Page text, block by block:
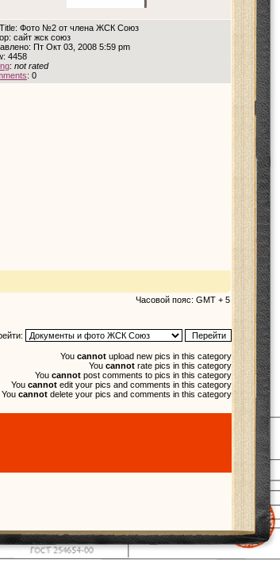
Фото №2 от члена ЖСК Союз
сайт жск союз
Пт Окт 03, 2008 5:59 pm
4458
: not rated
: 0
Часовой пояс: GMT + 5
You cannot upload new pics in this category
You cannot rate pics in this category
You cannot post comments to pics in this category
You cannot edit your pics and comments in this category
You cannot delete your pics and comments in this category